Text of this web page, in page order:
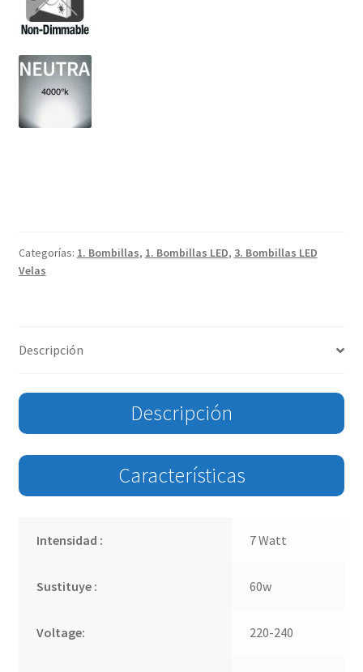
Categorías: 1. Bombillas, 1. Bombillas LED, 3. Bombillas LED
Velas
Descripción
Descripción
Características
Intensidad : 7 Watt
Sustituye : 60w
Voltage: 220-240